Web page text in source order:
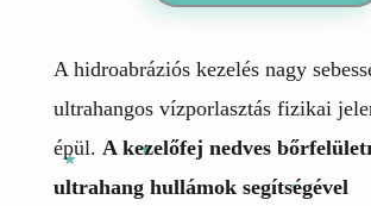
A hidroabráziós kezelés nagy
ultrahangos vízporlasztás fizikai
épül. A kezelőfej nedves
ultrahang hullámok segítségével